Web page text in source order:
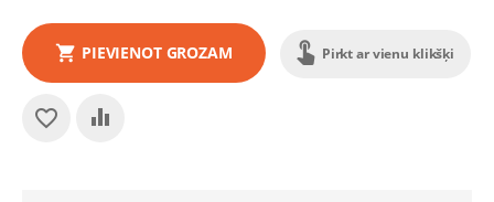
PIEVIENOT GROZAM Pirkt ar vienu klikšķi